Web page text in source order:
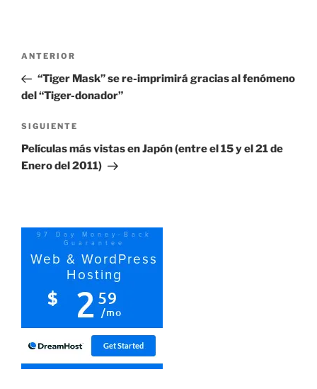
Navegación
entradas
Entrada
anterior:
ANTERIOR
“Tiger Mask” se re-imprimirá gracias al fenómeno
del “Tiger-donador”
Siguiente
entrada
SIGUIENTE
Películas más vistas en Japón (entre el 15 y el 21 de
Enero del 2011)